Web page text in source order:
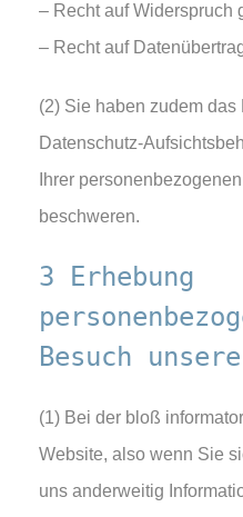
– Recht auf Widerspruch
– Recht auf
(2) Sie haben zudem
Datenschutz-
Ihrer
beschweren.
3 Erhebung
Besuch
(1) Bei der bloß
Website, also wenn Sie
uns anderweitig